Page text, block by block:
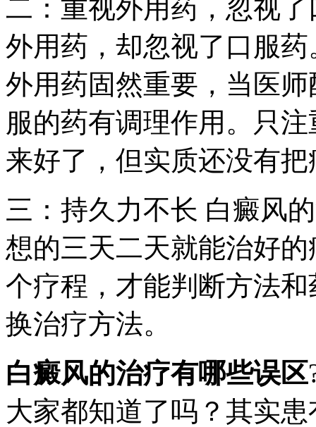
二：重视外用药，忽视
外用药，却忽视了口服
外用药固然重要，当医
服的药有调理作用。只
来好了，但实质还没有
三：持久力不长 白癜风
想的三天二天就能治好
个疗程，才能判断方法
换治疗方法。
白癜风的治疗有哪些误区
大家都知道了吗？其实